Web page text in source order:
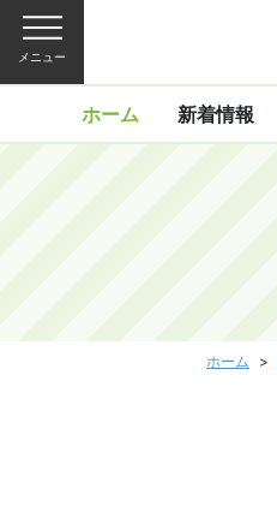
メニュー
ホーム 新着情報
ホーム